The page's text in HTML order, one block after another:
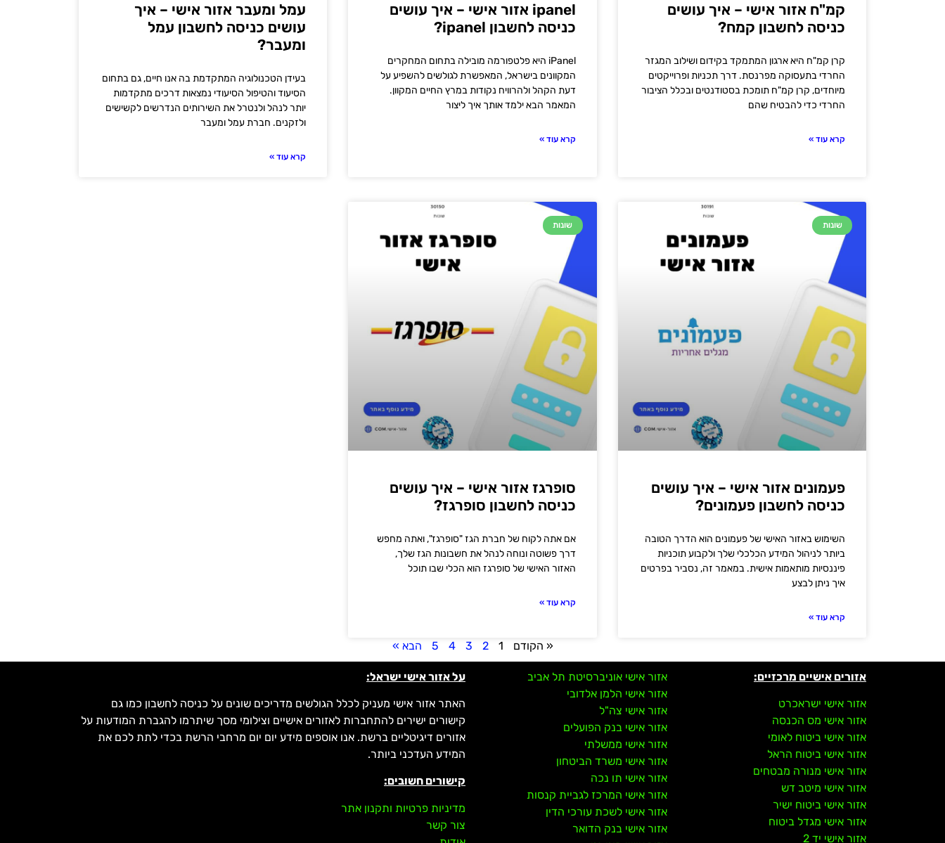
קמ"ח אזור אישי – איך עושים
כניסה לחשבון קמח?
קרן קמ"ח היא ארגון המתמקד בקידום ושילוב המגזר
החרדי בתעסוקה מפרנסת. דרך תכניות ופרוייקטים
מיוחדים, קרן קמ"ח תומכת בסטודנטים ובכלל הציבור
החרדי כדי להבטיח שהם
קרא עוד »
ipanel אזור אישי – איך עושים
כניסה לחשבון ipanel?
iPanel היא פלטפורמה מובילה בתחום המחקרים
המקוונים בישראל, המאפשרת לגולשים להשפיע על
דעת הקהל ולהרוויח נקודות במרץ החיים המקוון.
המאמר הבא ילמד אותך איך ליצור
קרא עוד »
עמל ומעבר אזור אישי – איך
עושים כניסה לחשבון עמל
ומעבר?
בעידן הטכנולוגיה המתקדמת בה אנו חיים, גם בתחום
הסיעוד והטיפול הסיעודי נמצאות דרכים מתקדמות
יותר לנהל ולנטרל את השירותים הנדרשים לקשישים
ולזקנים. חברת עמל ומעבר
קרא עוד »
שונות
פעמונים אזור אישי – איך עושים
כניסה לחשבון פעמונים?
השימוש באזור האישי של פעמונים הוא הדרך הטובה
ביותר לניהול המידע הכלכלי שלך ולקבוע תוכניות
פיננסיות מותאמות אישית. במאמר זה, נסביר בפרטים
איך ניתן לבצע
קרא עוד »
שונות
סופרגז אזור אישי – איך עושים
כניסה לחשבון סופרגז?
אם אתה לקוח של חברת הגז "סופרגז", ואתה מחפש
דרך פשוטה ונוחה לנהל את חשבונות הגז שלך,
האזור האישי של סופרגז הוא הכלי שבו תוכל
קרא עוד »
« הקודם 1
2
3
4
5 הבא »
אזורים אישיים מרכזיים:
אזור אישי ישראכרט
אזור אישי מס הכנסה
אזור אישי ביטוח לאומי
אזור אישי ביטוח הראל
אזור אישי מנורה מבטחים
אזור אישי מיטב דש
אזור אישי ביטוח ישיר
אזור אישי מגדל ביטוח
אזור אישי יד 2
אזור אישי אוניברסיטת תל אביב
אזור אישי הלמן אלדובי
אזור אישי צה"ל
אזור אישי בנק הפועלים
אזור אישי ממשלתי
אזור אישי משרד הביטחון
אזור אישי תו נכה
אזור אישי המרכז לגביית קנסות
אזור אישי לשכת עורכי הדין
אזור אישי בנק הדואר
על אזור אישי ישראל:
האתר אזור אישי מעניק לכלל הגולשים מדריכים שונים על כניסה לחשבון כמו גם
קישורים ישירים להתחברות לאזורים אישיים וצילומי מסך שיתרמו להגברת המודעות על
אזורים דיגיטליים ברשת. אנו אוספים מידע יום יום מרחבי הרשת בכדי לתת לכם את
המידע העדכני ביותר.
קישורים חשובים:
מדיניות פרטיות ותקנון אתר
צור קשר